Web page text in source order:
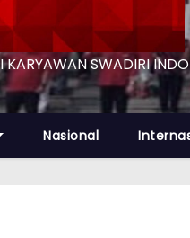
KARYAWAN SWADIRI
Nasional